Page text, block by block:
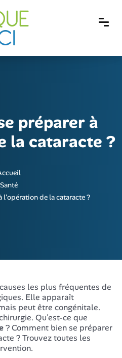
préparer à
la cataracte ?
Santé
l'opération de la cataracte ?
les plus fréquentes de
Elle apparaît
peut être congénitale.
Qu’est-ce que
? Comment bien se préparer
? Trouvez toutes les